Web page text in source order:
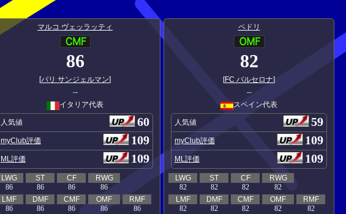
マルコ ヴェッラッティ
86
[パリ サンジェルマン]
--
イタリア代表
人気値 60
myClub評価 109
ML評価 109
LWG
86
ST
86
CF
86
RWG
86
LMF
86
DMF
86
CMF
86
OMF
86
RMF
86
ペドリ
82
[FC バルセロナ]
--
スペイン代表
人気値 59
myClub評価 109
ML評価 109
LWG
82
ST
82
CF
82
RWG
82
LMF
82
DMF
82
CMF
82
OMF
82
RMF
82